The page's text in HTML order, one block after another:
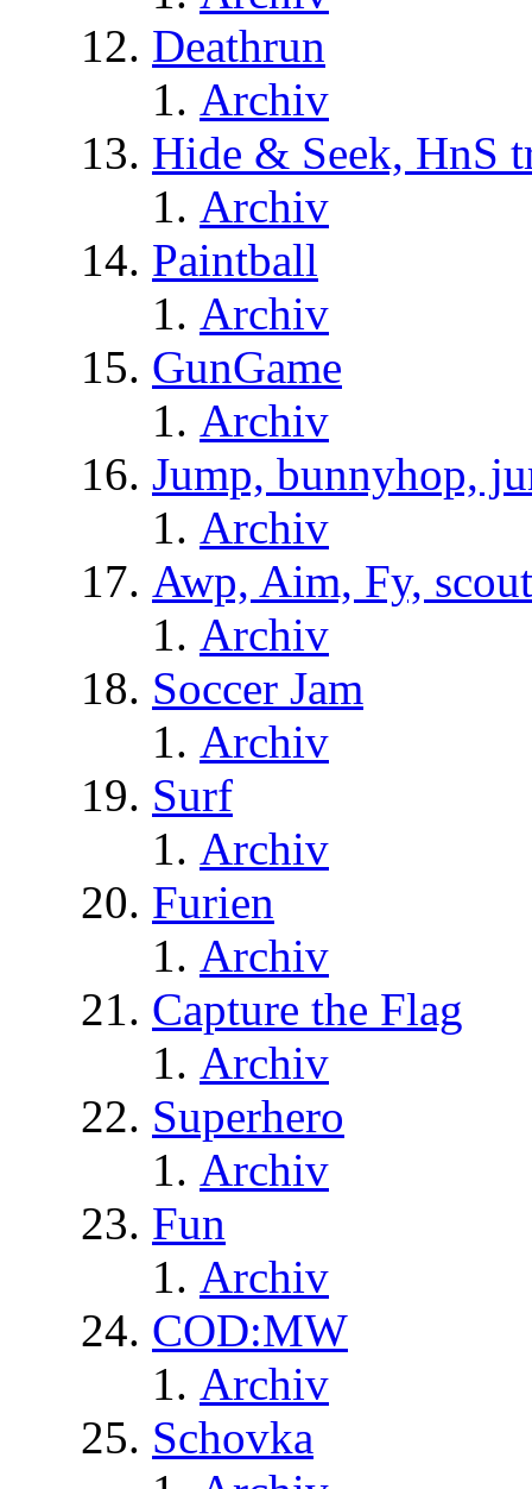
Deathrun
Archiv
Hide & Seek, HnS
Archiv
Paintball
Archiv
GunGame
Archiv
Jump, bunnyhop,
Archiv
Awp, Aim, Fy,
Archiv
Soccer Jam
Archiv
Surf
Archiv
Furien
Archiv
Capture the Flag
Archiv
Superhero
Archiv
Fun
Archiv
COD:MW
Archiv
Schovka